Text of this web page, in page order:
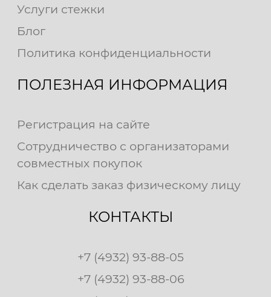
Услуги стежки
Блог
Политика конфиденциальности
ПОЛЕЗНАЯ ИНФОРМАЦИЯ
Регистрация на сайте
Сотрудничество с организаторами
совместных покупок
Как сделать заказ физическому лицу
КОНТАКТЫ
+7 (4932) 93-88-05
+7 (4932) 93-88-06